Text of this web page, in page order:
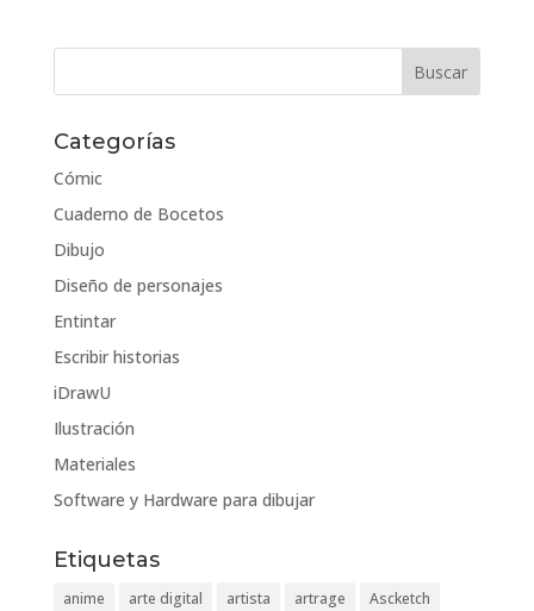
Categorías
Cómic
Cuaderno de Bocetos
Dibujo
Diseño de personajes
Entintar
Escribir historias
iDrawU
Ilustración
Materiales
Software y Hardware para dibujar
Etiquetas
anime arte digital artista artrage
Ascketch